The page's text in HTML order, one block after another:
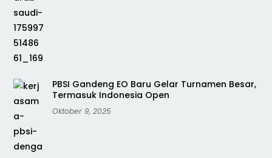
PBSI Gandeng EO Baru Gelar Turnamen Besar,
Termasuk Indonesia Open
Oktober 9, 2025